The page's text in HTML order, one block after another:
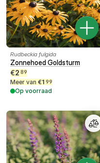
Rudbeckia fulgida
Zonnehoed Goldsturm
€2 89
Meer van €1 99
Op voorraad